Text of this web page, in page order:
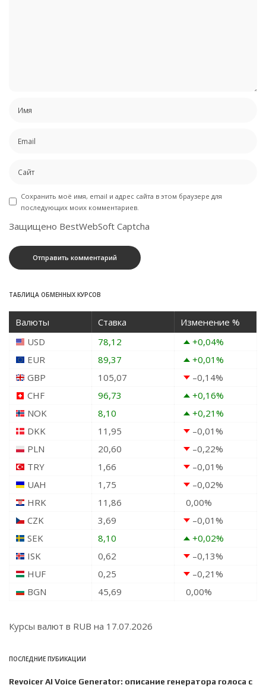
Сохранить моё имя, email и адрес сайта в этом браузере для
последующих моих комментариев.
Защищено BestWebSoft Captcha
ТАБЛИЦА ОБМЕННЫХ КУРСОВ
Валюты Ставка
Изменение %
USD
78,12 +0,04%
EUR
89,37 +0,01%
GBP
105,07 –0,14%
CHF
96,73 +0,16%
NOK
8,10 +0,21%
DKK
11,95 –0,01%
PLN
20,60 –0,22%
TRY
1,66 –0,01%
UAH
1,75 –0,02%
HRK
11,86 0,00%
CZK
3,69 –0,01%
SEK
8,10 +0,02%
ISK
0,62 –0,13%
HUF
0,25 –0,21%
BGN
45,69 0,00%
Курсы валют в RUB на 17.07.2026
ПОСЛЕДНИЕ ПУБИКАЦИИ
Revoicer AI Voice Generator: описание генератора голоса с